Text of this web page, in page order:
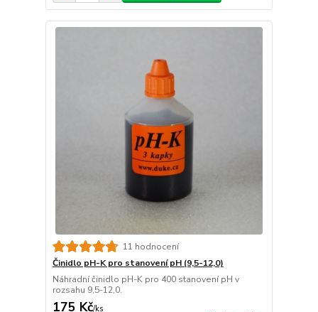
11 hodnocení
Činidlo pH-K pro stanovení pH (9,5-12,0)
Náhradní činidlo pH-K pro 400 stanovení pH v
rozsahu 9,5-12,0.
175 Kč/ks